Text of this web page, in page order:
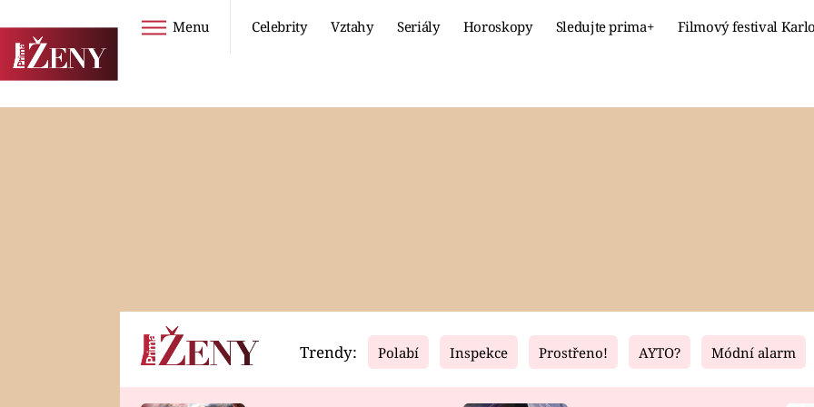
Menu Celebrity Vztahy Seriály Horoskopy Sledujte prima+ Filmový festival
Horoskopy Video Fresh Living
Trendy: Polabí Inspekce Prostřeno! AYTO? Módní alarm